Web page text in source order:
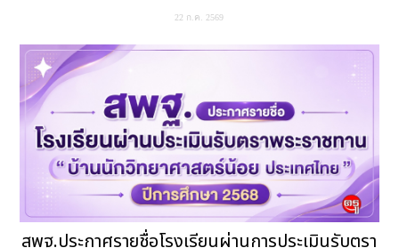
22 ก.ค. 2569
สพฐ.ประกาศรายชื่อโรงเรียนผ่านการประเมินรับตรา